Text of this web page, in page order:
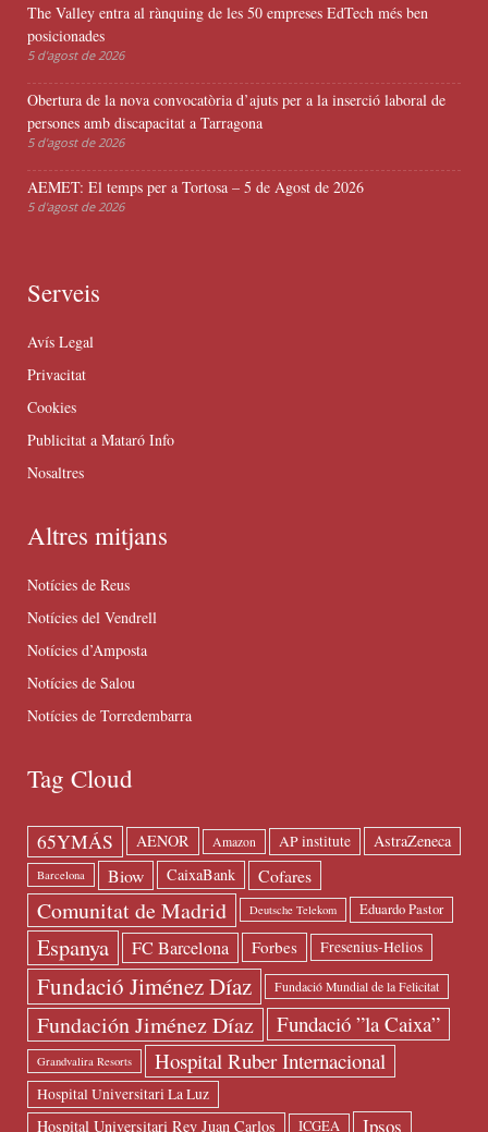
The Valley entra al rànquing de les 50 empreses EdTech més ben
posicionades
5 d'agost de 2026
Obertura de la nova convocatòria d’ajuts per a la inserció laboral de
persones amb discapacitat a Tarragona
5 d'agost de 2026
AEMET: El temps per a Tortosa – 5 de Agost de 2026
5 d'agost de 2026
Serveis
Avís Legal
Privacitat
Cookies
Publicitat a Mataró Info
Nosaltres
Altres mitjans
Notícies de Reus
Notícies del Vendrell
Notícies d’Amposta
Notícies de Salou
Notícies de Torredembarra
Tag Cloud
65YMÁS AENOR Amazon AP institute AstraZeneca
Barcelona Biow CaixaBank Cofares
Comunitat de Madrid Deutsche Telekom Eduardo Pastor
Espanya FC Barcelona Forbes Fresenius-Helios
Fundació Jiménez Díaz Fundació Mundial de la Felicitat
Fundación Jiménez Díaz Fundació ”la Caixa”
Grandvalira Resorts Hospital Ruber Internacional
Hospital Universitari La Luz
Hospital Universitari Rey Juan Carlos ICGEA Ipsos